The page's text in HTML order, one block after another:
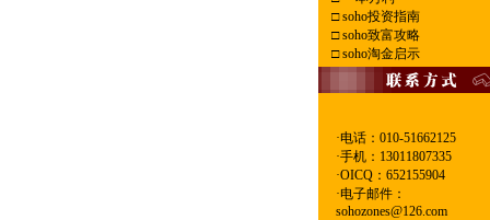
□soho投资指南
□soho致富攻略
□soho淘金启示
·电话：010-51662125
·手机：13011807335
·OICQ：652155904
·电子邮件：
sohozones@126.com